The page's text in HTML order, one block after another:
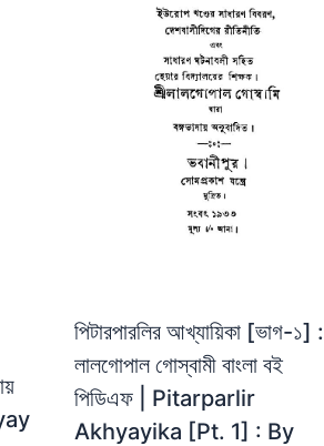
পিটারপারলির আখ্যায়িকা [ভাগ-১] :
লালগোপাল গোস্বামী বাংলা বই
পিডিএফ | Pitarparlir
Akhyayika [Pt. 1] : By